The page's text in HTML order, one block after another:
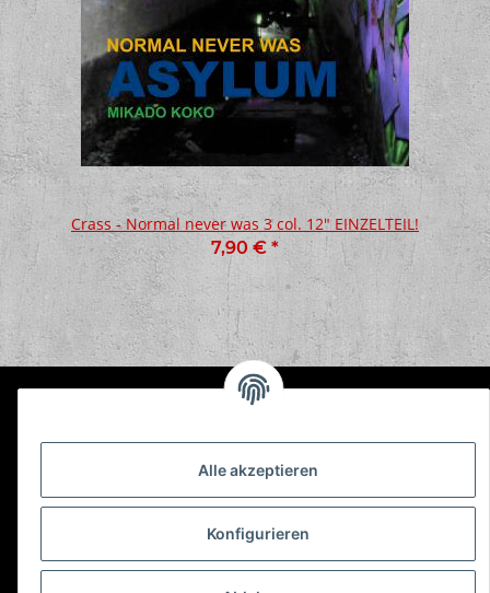
Crass - Normal never was 3 col. 12" EINZELTEIL!
7,90 € *
Gesetzliche InformationenAlle akzeptieren
Konfigurieren